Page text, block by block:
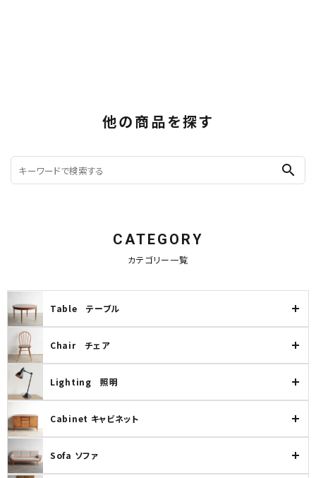
他の商品を探す
search
CATEGORY
カテゴリー一覧
Table テーブル
Chair チェア
Lighting 照明
Cabinet キャビネット
Sofa ソファ